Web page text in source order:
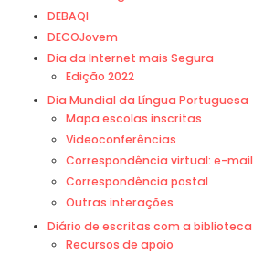
DEBAQI
DECOJovem
Dia da Internet mais Segura
Edição 2022
Dia Mundial da Língua Portuguesa
Mapa escolas inscritas
Videoconferências
Correspondência virtual: e-mail
Correspondência postal
Outras interações
Diário de escritas com a biblioteca
Recursos de apoio